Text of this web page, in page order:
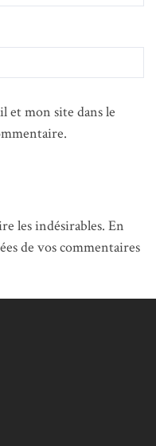
et mon site dans le
les indésirables. En
de vos commentaires